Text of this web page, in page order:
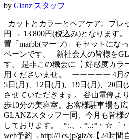
by Glanz スタッフ
カットとカラーとヘアケア。プレ
円 → 13,800円(税込み)となります
置「marbb(マーブ)」もセットにな
ペーンです。 新社会人の皆様を
す。 是非この機会に【 好感度カラ
用くださいませ。 ーーーーー 4月
5日(月)、12日(月)、19日(月)、20日
させていただきます。 谷山電停よ
歩10分の美容室。お客様駐車場も
GLANZスタッフ一同、今月も皆様
しております。 *:.。. *..:*・☆゜
web予約→http://1cs.jp/glz/x【24時間